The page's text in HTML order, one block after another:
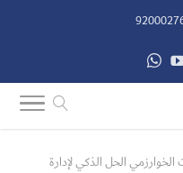
الحل الذكي لإدارة